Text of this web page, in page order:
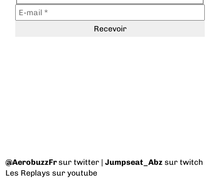
@AerobuzzFrsur twitter |Jumpseat_Abz sur twitch
Les Replays sur youtube